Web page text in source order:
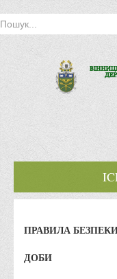
Історія інституту
Інститут сьогодні
ПРАВИЛА
ДОБИ